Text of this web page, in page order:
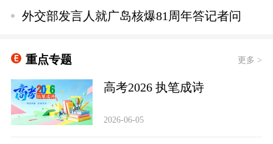
外交部发言人就广岛核爆81周年答记者问
重点专题 更多 >
高考2026 执笔成诗
2026-06-05